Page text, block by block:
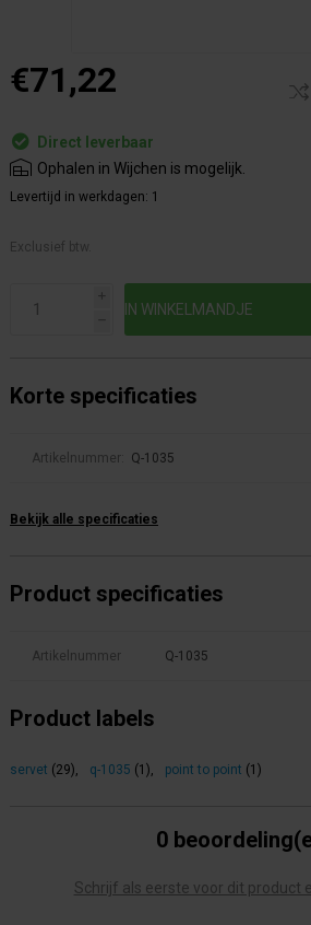
€71,22
Direct leverbaar
Ophalen in Wijchen is mogelijk.
Levertijd in werkdagen: 1
Exclusief btw.
i
h
Korte specificaties
Artikelnummer: Q-1035
Bekijk alle specificaties
Product specificaties
Artikelnummer Q-1035
Product labels
servet (29), q-1035 (1), point to point (1)
0
Schrijf als eerste voor dit product